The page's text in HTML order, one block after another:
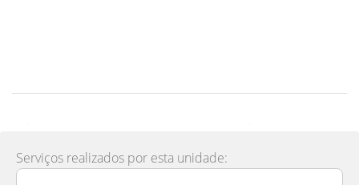
Serviços realizados por esta unidade: